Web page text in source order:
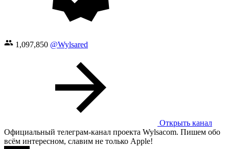
1,097,850 @Wylsared
Открыть канал
Официальный телеграм-канал проекта Wylsacom. Пишем обо
всём интересном, славим не только Apple!